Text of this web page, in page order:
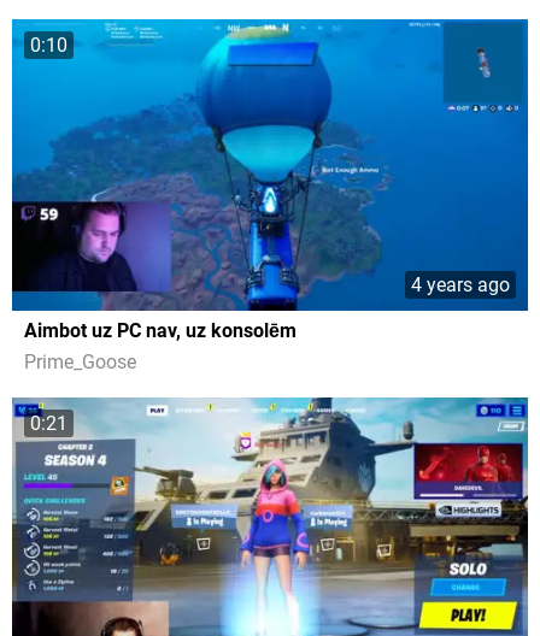
0:10
4 years ago
Aimbot uz PC nav, uz konsolēm
Prime_Goose
0:21